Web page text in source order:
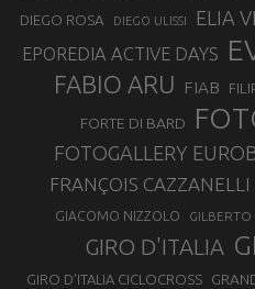
DIEGO ROSA DIEGO ULISSI ELIA
EPOREDIA ACTIVE DAYS
FABIO ARU FIAB
FORTE DI BARD
FOTOGALLERY
FRANÇOIS CAZZANELLI
GIACOMO NIZZOLO GILBERTO
GIRO D'ITALIA
GIRO D’ITALIA CICLOCROSS